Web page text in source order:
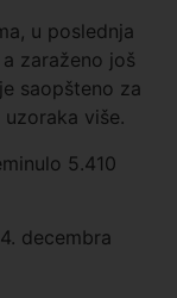
u poslednja
zaraženo još
saopšteno za
više.
5.410
decembra